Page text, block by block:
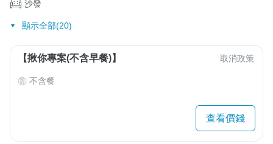
沙發
顯示全部(20)
【揪你專案(不含早餐)】 取消政策
不含餐
查看價錢